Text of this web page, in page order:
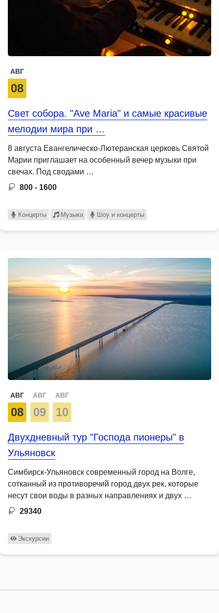
АВГ
08
Свет собора. "Ave Maria" и самые красивые
мелодии мира при …
8 августа Евангелическо-Лютеранская церковь Святой
Марии приглашает на особенный вечер музыки при
свечах. Под сводами …
800 - 1600
Концерты Музыка Шоу и концерты
АВГ
08
АВГ
09
АВГ
10
Двухдневный тур "Господа пионеры" в
Ульяновск
Симбирск-Ульяновск современный город на Волге,
сотканный из противоречий город двух рек, которые
несут свои воды в разных направлениях и двух …
29340
Экскурсии